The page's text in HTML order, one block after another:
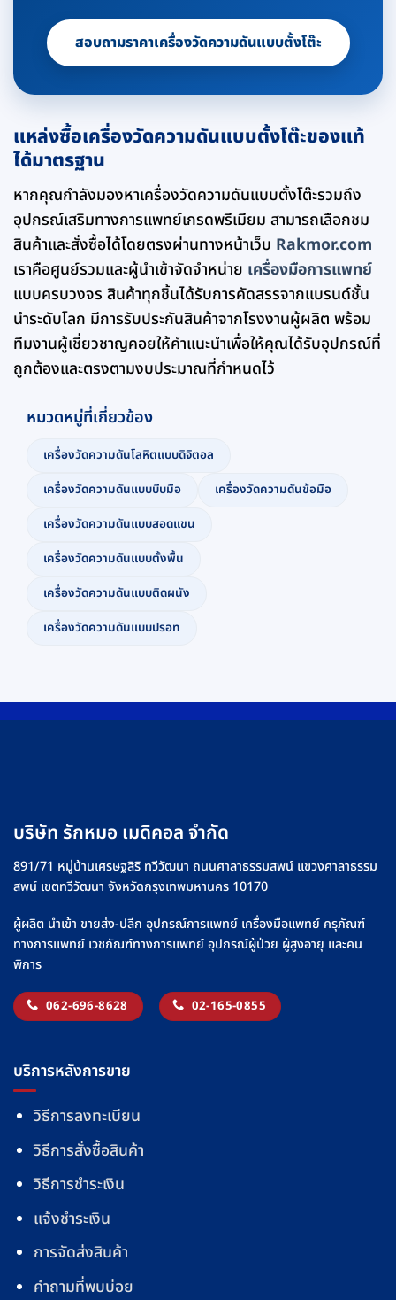
สอบถามราคาเครื่องวัดความดันแบบตั้งโต๊ะ
แหล่งซื้อเครื่องวัดความดันแบบตั้งโต๊ะของแท้
ได้มาตรฐาน
หากคุณกำลังมองหาเครื่องวัดความดันแบบตั้งโต๊ะรวมถึง
อุปกรณ์เสริมทางการแพทย์เกรดพรีเมียม สามารถเลือกชม
สินค้าและสั่งซื้อได้โดยตรงผ่านทางหน้าเว็บ Rakmor.com
เราคือศูนย์รวมและผู้นำเข้าจัดจำหน่าย เครื่องมือการแพทย์
แบบครบวงจร สินค้าทุกชิ้นได้รับการคัดสรรจากแบรนด์ชั้น
นำระดับโลก มีการรับประกันสินค้าจากโรงงานผู้ผลิต พร้อม
ทีมงานผู้เชี่ยวชาญคอยให้คำแนะนำเพื่อให้คุณได้รับอุปกรณ์ที่
ถูกต้องและตรงตามงบประมาณที่กำหนดไว้
หมวดหมู่ที่เกี่ยวข้อง
เครื่องวัดความดันโลหิตแบบดิจิตอล
เครื่องวัดความดันแบบบีบมือ
เครื่องวัดความดันข้อมือ
เครื่องวัดความดันแบบสอดแขน
เครื่องวัดความดันแบบตั้งพื้น
เครื่องวัดความดันแบบติดผนัง
เครื่องวัดความดันแบบปรอท
บริษัท รักหมอ เมดิคอล จำกัด
891/71 หมู่บ้านเศรษฐสิริ ทวีวัฒนา ถนนศาลาธรรมสพน์ แขวงศาลาธรรม
สพน์ เขตทวีวัฒนา จังหวัดกรุงเทพมหานคร 10170
ผู้ผลิต นำเข้า ขายส่ง-ปลีก อุปกรณ์การแพทย์ เครื่องมือแพทย์ ครุภัณฑ์
ทางการแพทย์ เวชภัณฑ์ทางการแพทย์ อุปกรณ์ผู้ป่วย ผู้สูงอายุ และคน
พิการ
062-696-8628 02-165-0855
บริการหลังการขาย
วิธีการลงทะเบียน
วิธีการสั่งซื้อสินค้า
วิธีการชำระเงิน
แจ้งชำระเงิน
การจัดส่งสินค้า
คำถามที่พบบ่อย